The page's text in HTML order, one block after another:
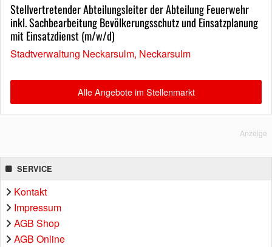
Stellvertretender Abteilungsleiter der Abteilung Feuerwehr
inkl. Sachbearbeitung Bevölkerungsschutz und Einsatzplanung
mit Einsatzdienst (m/w/d)
Stadtverwaltung Neckarsulm, Neckarsulm
Alle Angebote im Stellenmarkt
Anzeige
SERVICE
Kontakt
Impressum
AGB Shop
AGB Online